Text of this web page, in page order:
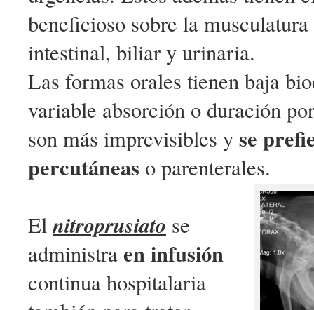
beneficioso sobre la
intestinal, biliar y urinaria.
Las formas orales tienen baja
variable absorción o duración
son más imprevisibles yse
percutáneas o parenterales.
Elnitroprusiato se
administraen infusión
continua hospitalaria